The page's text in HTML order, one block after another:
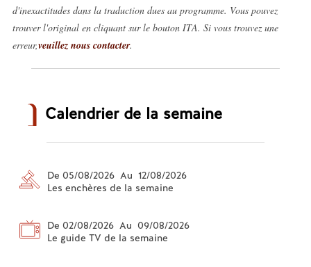
d'inexactitudes dans la traduction dues au programme. Vous pouvez
trouver l'original en cliquant sur le bouton ITA. Si vous trouvez une
erreur,veuillez nous contacter.
Calendrier de la semaine
De 05/08/2026 Au 12/08/2026
Les enchères de la semaine
De 02/08/2026 Au 09/08/2026
Le guide TV de la semaine